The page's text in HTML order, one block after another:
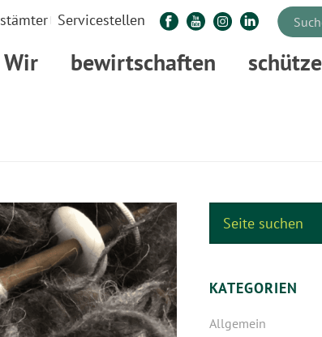
Servicestellen
Wir bewirtschaften
KATEGORIEN
Allgemein